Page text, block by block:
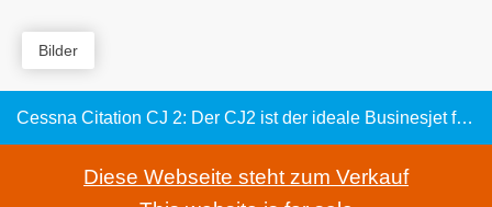
Bilder
Cessna Citation CJ 2: Der CJ2 ist der ideale Businesjet für schnelle Reisen
Diese Webseite steht zum Verkauf